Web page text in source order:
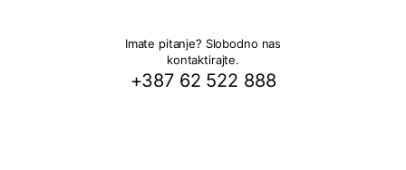
Imate pitanje? Slobodno nas
kontaktirajte.
+387 62 522 888